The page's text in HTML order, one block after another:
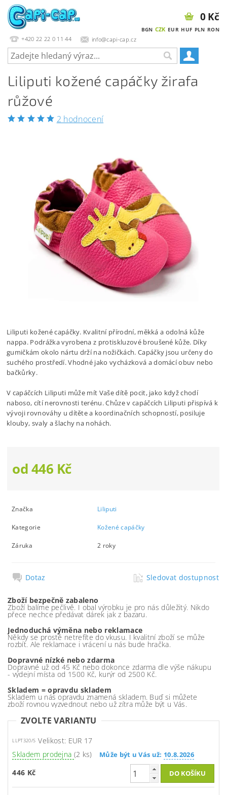
+420 22 22 0 11 44 info@capi-cap.cz
BGN CZK EUR HUF PLN RON
0 Kč
Liliputi kožené capáčky žirafa
růžové
2 hodnocení
Liliputi kožené capáčky. Kvalitní přírodní, měkká a odolná kůže
nappa. Podrážka vyrobena z protiskluzové broušené kůže. Díky
gumičkám okolo nártu drží na nožičkách. Capáčky jsou určeny do
suchého prostředí. Vhodné jako vycházková a domácí obuv nebo
bačkůrky.
V capáčcích Liliputi může mít Vaše dítě pocit, jako když chodí
naboso, cítí nerovnosti terénu. Chůze v capáčcích Liliputi přispívá k
vývoji rovnováhy u dítěte a koordinačních schopností, posiluje
klouby, svaly a šlachy na nohách.
od 446 Kč
Značka Liliputi
Kategorie Kožené capáčky
Záruka 2 roky
Dotaz Sledovat dostupnost
Zboží bezpečně zabaleno
Zboží balíme pečlivě. I obal výrobku je pro nás důležitý. Nikdo
přece nechce předávat dárek jak z bazaru.
Jednoduchá výměna nebo reklamace
Někdy se prostě netrefíte do vkusu. I kvalitní zboží se může
rozbít. Ale reklamace i vrácení u nás bude hračka.
Dopravné nízké nebo zdarma
Dopravné už od 45 Kč nebo dokonce zdarma dle výše nákupu
- výdejní místa od 1500 Kč, kurýr od 2500 Kč.
Skladem = opravdu skladem
Skladem u nás opravdu znamená skladem. Buď si můžete
zboží rovnou vyzvednout nebo už zítra může být u Vás.
ZVOLTE VARIANTU
LLPT320/S Velikost: EUR 17
Skladem prodejna (2 ks) Může být u Vás už: 10.8.2026
446 Kč